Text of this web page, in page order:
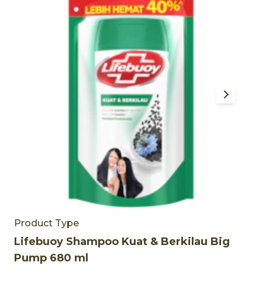
Product Type
Lifebuoy Shampoo Kuat & Berkilau Big
Pump 680 ml